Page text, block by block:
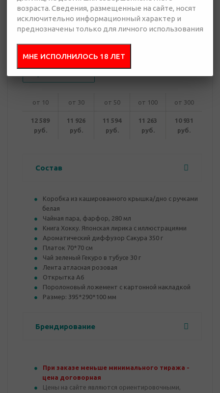
В корзину
от 10 от 30 от 50 от 100 от 300
12 589
руб.
11 926
руб.
11 594
руб.
11 263
руб.
10 931
руб.
Состав
Коробка из кашированного крышка/дно с ручками
белая
Чайная пара, фарфор, 280 мл
Книга Хокку. Японская лирика с иллюстрациями
Ароматический диффузор Сакура 350 г
Платок 70*70 см
Чай зеленый Гекуро в тубусе 30 г
Лента атласная розовая
Открытка А6
Поролоновый ложемент с картонной накладкой
Размер: 395*290*100 мм
Брендирование
При заказе меньше минимального тиража -
цена договорная
Цены на сайте являются ориентировочными,
возраста. Сведения, размещенные на сайте, носят
исключительно информационный характер и
преднозначены только для личного использования
МНЕ ИСПОЛНИЛОСЬ 18 ЛЕТ